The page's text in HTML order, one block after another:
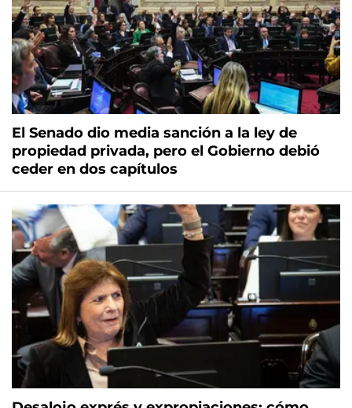
El Senado dio media sanción a la ley de
propiedad privada, pero el Gobierno debió
ceder en dos capítulos